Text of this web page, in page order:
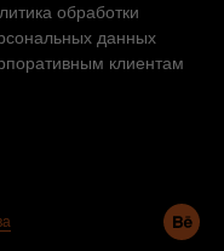
обработки
данных
клиентам